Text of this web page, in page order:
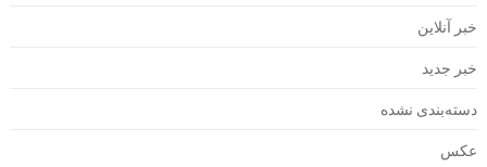
خبر آنلاین
خبر جدید
دسته‌بندی نشده
عکس